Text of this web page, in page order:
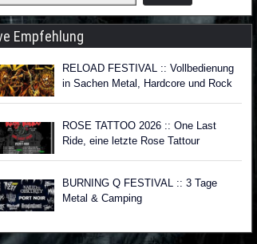
Empfehlung
RELOAD FESTIVAL :: Vollbedienung
in Sachen Metal, Hardcore und Rock
ROSE TATTOO 2026 :: One Last
Ride, eine letzte Rose Tattour
BURNING Q FESTIVAL :: 3 Tage
Metal & Camping